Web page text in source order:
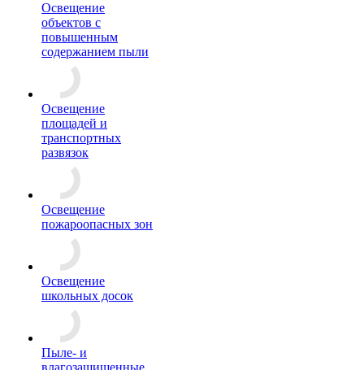
Освещение
объектов с
повышенным
содержанием пыли
Освещение
площадей и
транспортных
развязок
Освещение
пожароопасных зон
Освещение
школьных досок
Пыле- и
влагозащищенные